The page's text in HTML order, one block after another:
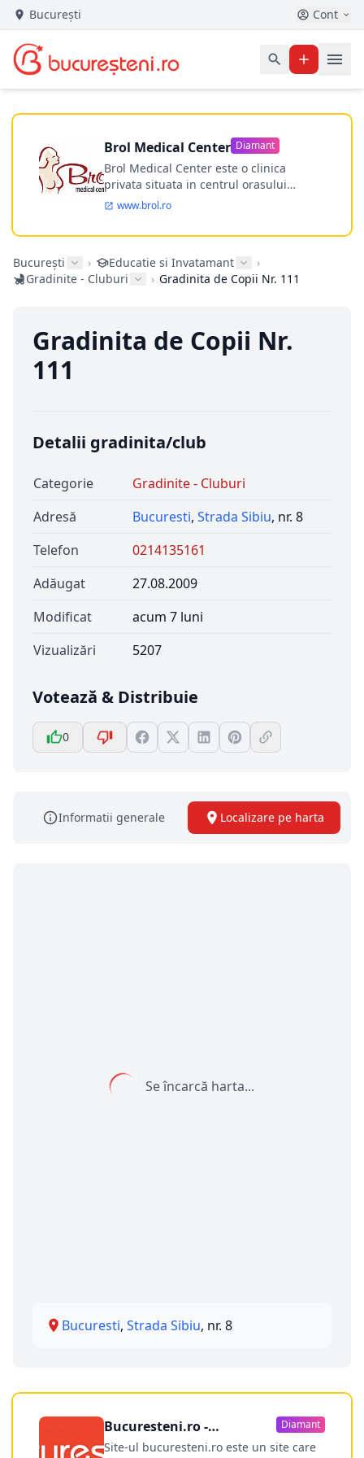
București Cont
Brol Medical Center Diamant
Brol Medical Center este o clinica
privata situata in centrul orasului
Timisoara avand o experienta de
Incepand din anul 2009 clinica isi
ultramodern.
www.brol.ro
București › Educatie si Invatamant
›
Gradinite - Cluburi
› Gradinita de Copii Nr. 111
Gradinita de Copii Nr.
111
Detalii gradinita/club
Categorie
Gradinite - Cluburi
Adresă
Bucuresti, Strada Sibiu, nr. 8
Telefon
0214135161
Adăugat
27.08.2009
Modificat
acum 7 luni
Vizualizări
5207
Votează & Distribuie
0
Informatii generale Localizare pe harta
Se încarcă harta...
Bucuresti, Strada Sibiu, nr. 8
Bucuresteni.ro -
publicitate online
Diamant
Site-ul bucuresteni.ro este un site care